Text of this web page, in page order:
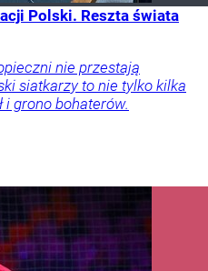
Polski. Reszta świata
nie przestają
siatkarzy to nie tylko kilka
i grono bohaterów.